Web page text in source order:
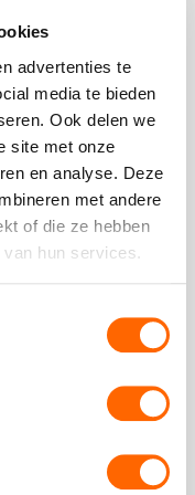
advertenties te
media te bieden
Ook delen we
site met onze
en analyse. Deze
met andere
of die ze hebben
hun services.
klanten